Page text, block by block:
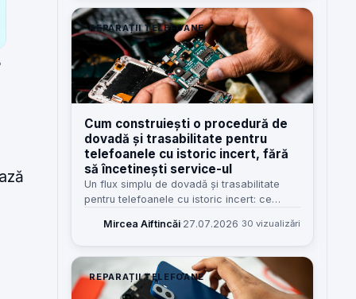
REPARAȚII TELEFOANE
Cum construiești o procedură de
dovadă și trasabilitate pentru
telefoanele cu istoric incert, fără
să încetinești service-ul
Un flux simplu de dovadă și trasabilitate
pentru telefoanele cu istoric incert: ce
reduci disputele fără să blochezi recepția.
Mircea Aiftincăi·27.07.2026 30 vizualizări
REPARAȚII TELEFOANE